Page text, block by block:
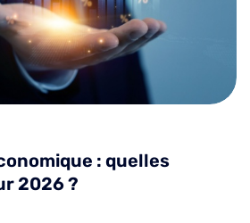
: quelles
2026 ?